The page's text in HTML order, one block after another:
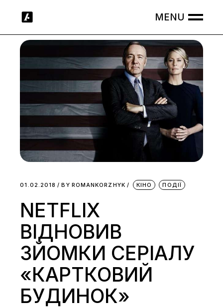
01.02.2018 BY ROMANKORZHYK КІНО ПОДІЇ
NETFLIX
ВІДНОВИВ
ЗЙОМКИ СЕРІАЛУ
«КАРТКОВИЙ
БУДИНОК»